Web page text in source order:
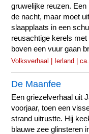
gruwelijke reuzen.
de nacht, maar moet
slaapplaats in een
reusachtige kerels
boven een vuur gaan
Volksverhaal | Ierland |
De Maanfee
Een griezelverhaal uit
voorjaar, toen een
strand uitrustte. Hij
blauwe zee glinsteren